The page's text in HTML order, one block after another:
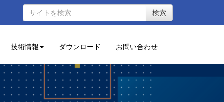
検索
技術情報 ダウンロード お問い合わせ